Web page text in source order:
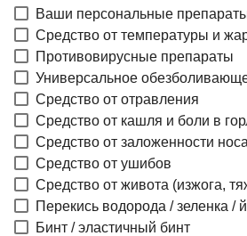
Ваши персональные
Средство от температуры и
Противовирусные препараты
Универсальное
Средство от отравления
Средство от кашля и боли в
Средство от заложенности носа
Средство от ушибов
Средство от живота (изжога,
Перекись водорода / зеленка /
Бинт / эластичный бинт